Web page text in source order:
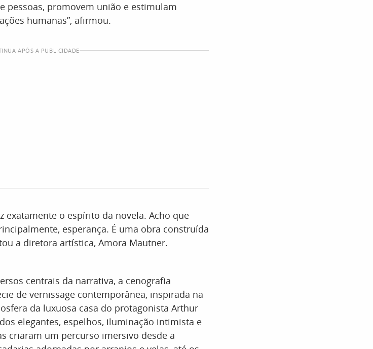
pessoas, promovem união e estimulam
humanas”, afirmou.
APÓS A PUBLICIDADE
exatamente o espírito da novela. Acho que
esperança. É uma obra construída
a diretora artística, Amora Mautner.
centrais da narrativa, a cenografia
de vernissage contemporânea, inspirada na
da luxuosa casa do protagonista Arthur
elegantes, espelhos, iluminação intimista e
criaram um percurso imersivo desde a